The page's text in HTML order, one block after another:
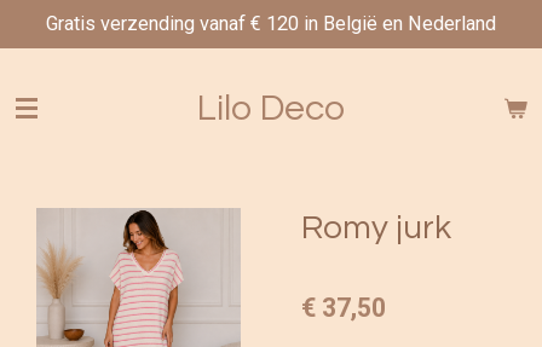
direct
de
Gratis verzending vanaf € 120 in België en Nederland
Lilo Deco
Romy jurk
€ 37,50